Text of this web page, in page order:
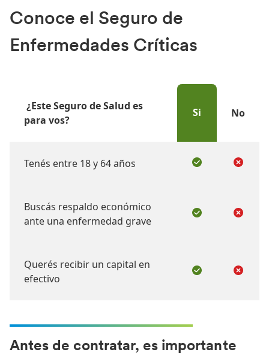
Conoce el Seguro de
Enfermedades Críticas
‎ ¿Este Seguro de Salud es
para vos?
Si No
Tenés entre 18 y 64 años undefined
Buscás respaldo económico
ante una enfermedad grave
undefined
Querés recibir un capital en
efectivo
undefined
Antes de contratar, es importante